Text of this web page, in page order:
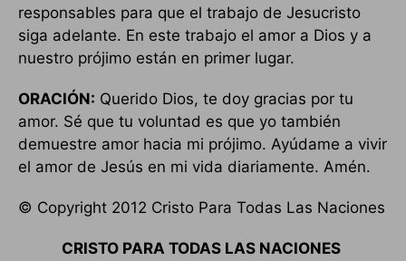
responsables para que el trabajo de Jesucristo
siga adelante. En este trabajo el amor a Dios y a
nuestro prójimo están en primer lugar.
ORACIÓN: Querido Dios, te doy gracias por tu
amor. Sé que tu voluntad es que yo también
demuestre amor hacia mi prójimo. Ayúdame a vivir
el amor de Jesús en mi vida diariamente. Amén.
© Copyright 2012 Cristo Para Todas Las Naciones
CRISTO PARA TODAS LAS NACIONES